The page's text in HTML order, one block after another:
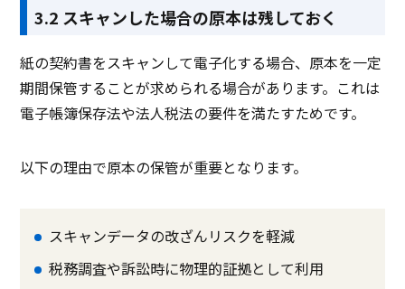
3.2 スキャンした場合の原本は残しておく
紙の契約書をスキャンして電子化する場合、原本を一定
期間保管することが求められる場合があります。これは
電子帳簿保存法や法人税法の要件を満たすためです。
以下の理由で原本の保管が重要となります。
スキャンデータの改ざんリスクを軽減
税務調査や訴訟時に物理的証拠として利用